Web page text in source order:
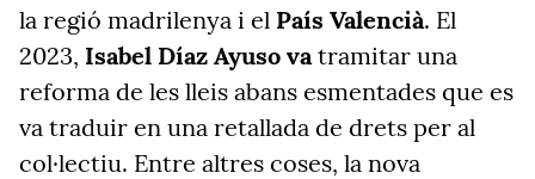
la regió madrilenya i el País Valencià. El
2023, Isabel Díaz Ayuso vatramitar una
reforma de les lleis abans esmentades que es
va traduir en una retallada de drets per al
col·lectiu. Entre altres coses, la nova